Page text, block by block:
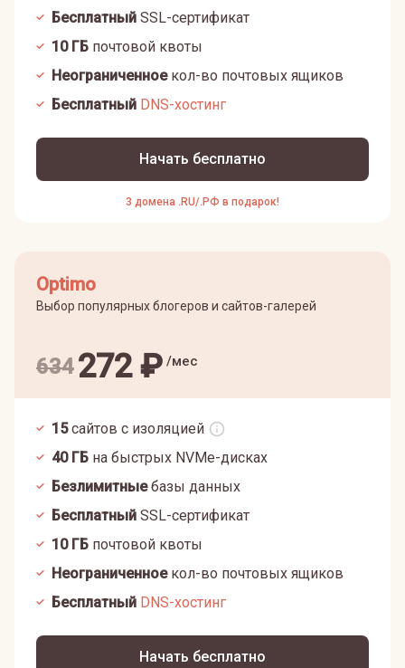
Бесплатный SSL-сертификат
10ГБ почтовой квоты
Неограниченноекол-во почтовых ящиков
Бесплатный DNS-хостинг
Начать бесплатно
3 домена .RU/.РФ в подарок!
Optimo
Выбор популярных блогеров и сайтов-галерей
634272₽ /мес
15 сайтов с изоляцией
40ГБ на быстрых NVMe-дисках
Безлимитныебазы данных
Бесплатный SSL-сертификат
10ГБ почтовой квоты
Неограниченноекол-во почтовых ящиков
Бесплатный DNS-хостинг
Начать бесплатно